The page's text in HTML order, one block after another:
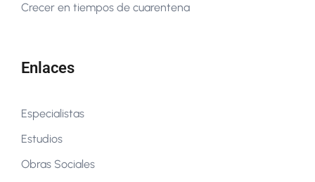
Crecer en tiempos de cuarentena
Enlaces
Especialistas
Estudios
Obras Sociales